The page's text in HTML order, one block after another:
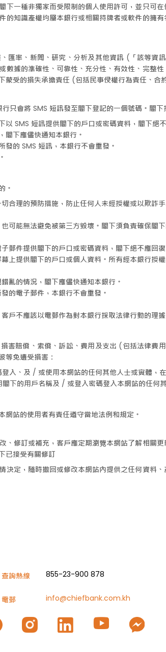
下一種非獨家而受限制的個人使用許可，並只可
的知識產權均屬本銀行或相關持牌者或軟件的擁
匯率、新聞、研究、分析及其他資訊 (「該等資
數據的準確性、可靠性、充分性、有效性、完整
蒙受的損失承擔責任 (包括民事侵權行為責任、合
只會將 SMS 短訊發至閣下登記的一個號碼。閣
SMS 短訊提供閣下的戶口或密碼資料，閣下絕
閣下應儘快通知本銀行。
的 SMS 短訊，本銀行不會重發。
。
合理的預防措施，防止任何人未經授權或以欺詐
可能無法避免被第三方毀壞。閣下須負責確保閣
郵件提供閣下的戶口或密碼資料，閣下絕不應回
上提供閣下的戶口或個人資料。所有經本銀行授
亂的情況，閣下應儘快通知本銀行。
的電子郵件，本銀行不會重發。
戶不應該以電郵作為對本銀行採取法律行動的理據
害賠償、索償、訴訟、費用及支出 (包括法律費
等免遭受損害：
入、及 / 或使用本網站的任何其他人士或實體，
下的用戶名稱及 / 或登入密碼登入本網站的任何
站的使用者有責任遵守當地法例和規定。
修訂或補充，客戶應定期瀏覽本網站了解相關
已接受有關修訂
決定，隨時撤回或修改本網站內提供之任何資料
查詢熱線 855-23-900 878
電郵 info@chiefbank.com.kh